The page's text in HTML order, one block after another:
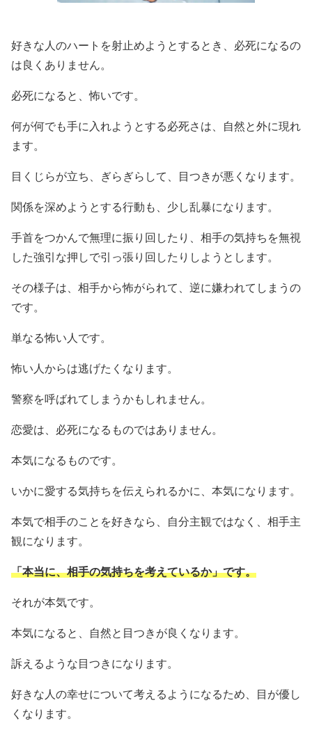
好きな人のハートを射止めようとするとき、必死になるの
は良くありません。
必死になると、怖いです。
何が何でも手に入れようとする必死さは、自然と外に現れ
ます。
目くじらが立ち、ぎらぎらして、目つきが悪くなります。
関係を深めようとする行動も、少し乱暴になります。
手首をつかんで無理に振り回したり、相手の気持ちを無視
した強引な押しで引っ張り回したりしようとします。
その様子は、相手から怖がられて、逆に嫌われてしまうの
です。
単なる怖い人です。
怖い人からは逃げたくなります。
警察を呼ばれてしまうかもしれません。
恋愛は、必死になるものではありません。
本気になるものです。
いかに愛する気持ちを伝えられるかに、本気になります。
本気で相手のことを好きなら、自分主観ではなく、相手主
観になります。
「本当に、相手の気持ちを考えているか」です。
それが本気です。
本気になると、自然と目つきが良くなります。
訴えるような目つきになります。
好きな人の幸せについて考えるようになるため、目が優し
くなります。